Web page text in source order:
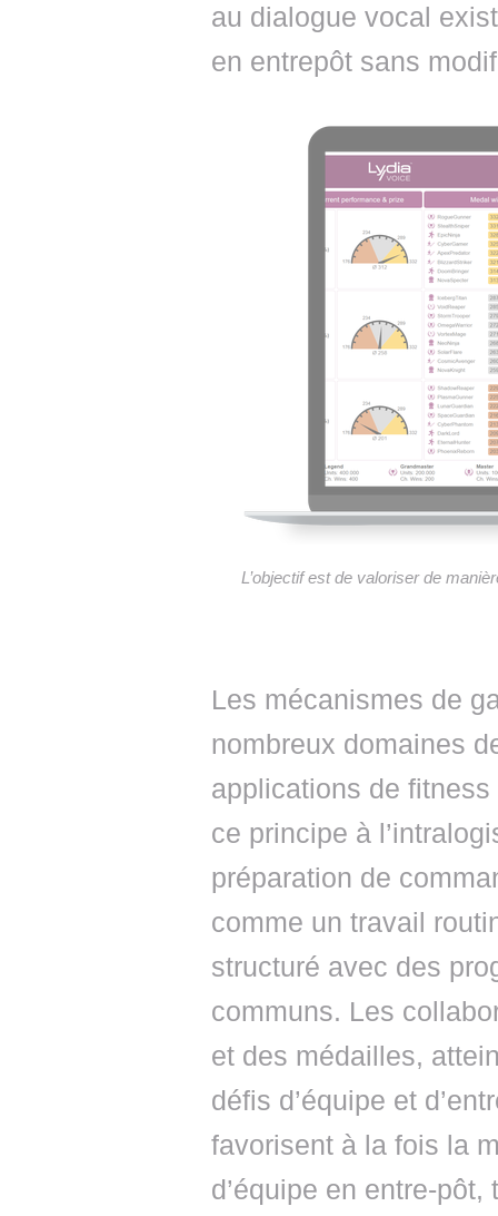
au dialogue vocal
en entrepôt sans
L’objectif est de valoriser de
Les mécanismes de
nombreux domaines
applications de fitness
ce principe à
préparation de
comme un travail
structuré avec des
communs. Les
et des médailles,
défis d’équipe et
favorisent à la fois la
d’équipe en entre-